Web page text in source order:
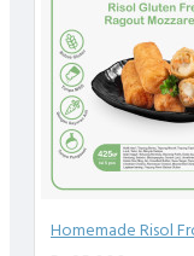
PERHATIAN!
- Pengiriman HANYA
yang Instant Courier
Barang kami kirim
diluar tanggung